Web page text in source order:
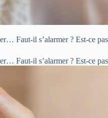
Faut-il s’alarmer ? Est-ce
Faut-il s’alarmer ? Est-ce